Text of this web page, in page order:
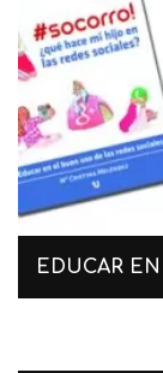
EDUCAR